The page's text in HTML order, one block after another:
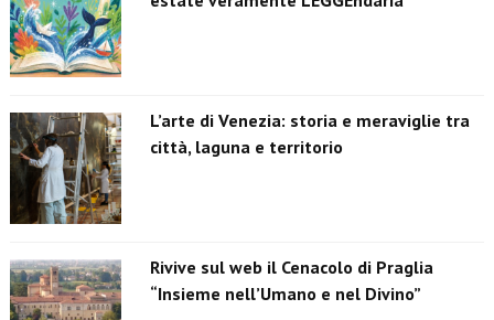
L’arte di Venezia: storia e meraviglie tra
città, laguna e territorio
Rivive sul web il Cenacolo di Praglia
“Insieme nell’Umano e nel Divino”